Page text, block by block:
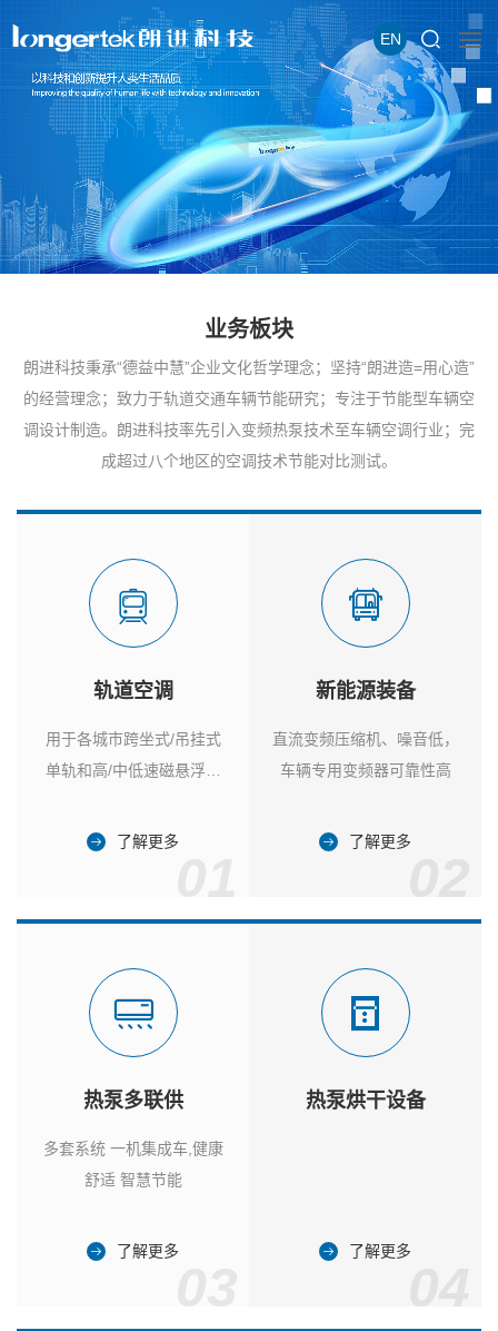
EN
业务板块
朗进科技秉承“德益中慧”企业文化哲学理念；坚持“朗进造=用心造”
的经营理念；致力于轨道交通车辆节能研究；专注于节能型车辆空
调设计制造。朗进科技率先引入变频热泵技术至车辆空调行业；完
成超过八个地区的空调技术节能对比测试。
轨道空调
用于各城市跨坐式/吊挂式
单轨和高/中低速磁悬浮列
了解更多
新能源装备
直流变频压缩机、噪音低，
车辆专用变频器可靠性高
了解更多
热泵多联供
多套系统 一机集成车,健康
舒适 智慧节能
了解更多
热泵烘干设备
了解更多